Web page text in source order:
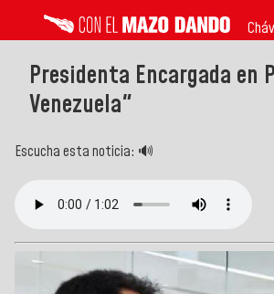
Presidenta Encargada en
Venezuela"
Escucha esta noticia: 🔊